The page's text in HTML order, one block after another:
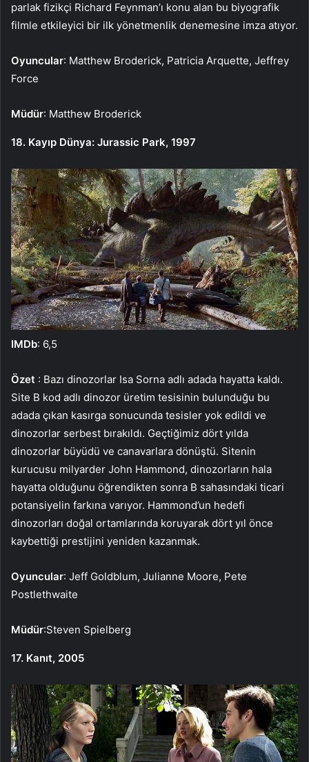
parlak fizikçi Richard Feynman’ı konu alan bu biyografik
filmle etkileyici bir ilk yönetmenlik denemesine imza atıyor.
Oyuncular: Matthew Broderick, Patricia Arquette, Jeffrey
Force
Müdür: Matthew Broderick
18. Kayıp Dünya: Jurassic Park, 1997
IMDb: 6,5
Özet : Bazı dinozorlar Isa Sorna adlı adada hayatta kaldı.
Site B kod adlı dinozor üretim tesisinin bulunduğu bu
adada çıkan kasırga sonucunda tesisler yok edildi ve
dinozorlar serbest bırakıldı. Geçtiğimiz dört yılda
dinozorlar büyüdü ve canavarlara dönüştü. Sitenin
kurucusu milyarder John Hammond, dinozorların hala
hayatta olduğunu öğrendikten sonra B sahasındaki ticari
potansiyelin farkına varıyor. Hammond’un hedefi
dinozorları doğal ortamlarında koruyarak dört yıl önce
kaybettiği prestijini yeniden kazanmak.
Oyuncular: Jeff Goldblum, Julianne Moore, Pete
Postlethwaite
Müdür:Steven Spielberg
17. Kanıt, 2005